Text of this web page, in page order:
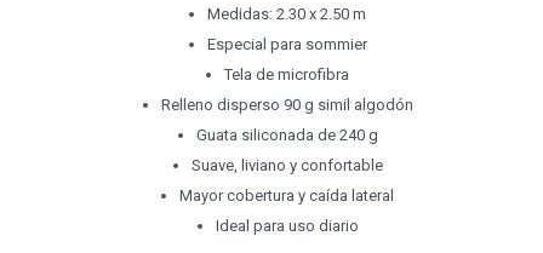
Medidas: 2.30 x 2.50 m
Especial para sommier
Tela de microfibra
Relleno disperso 90 g simil algodón
Guata siliconada de 240 g
Suave, liviano y confortable
Mayor cobertura y caída lateral
Ideal para uso diario